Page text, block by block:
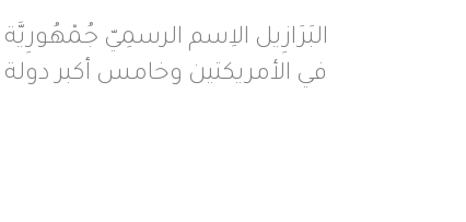
البَرَازِيل الاِسم الرسمِيّ جُمْهُورِيَّة
في الأمريكتين وخامس أكبر